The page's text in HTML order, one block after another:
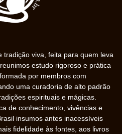
tradição viva, feita para quem leva
estudo rigoroso e prática
por membros com
uma curadoria de alto padrão
espirituais e mágicas.
de conhecimento, vivências e
insumos antes inacessíveis
fidelidade às fontes, aos livros